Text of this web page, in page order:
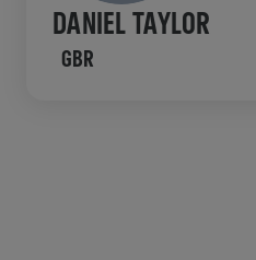
DANIEL TAYLOR
GBR